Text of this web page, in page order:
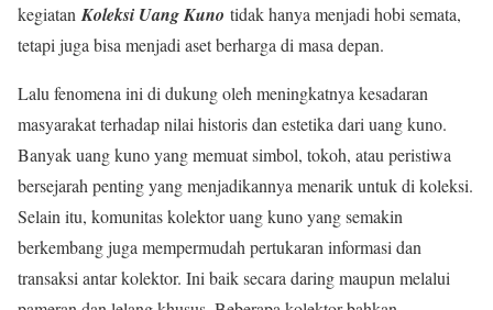
kegiatan Koleksi Uang Kuno tidak hanya menjadi hobi semata,
tetapi juga bisa menjadi aset berharga di masa depan.
Lalu fenomena ini di dukung oleh meningkatnya kesadaran
masyarakat terhadap nilai historis dan estetika dari uang kuno.
Banyak uang kuno yang memuat simbol, tokoh, atau peristiwa
bersejarah penting yang menjadikannya menarik untuk di koleksi.
Selain itu, komunitas kolektor uang kuno yang semakin
berkembang juga mempermudah pertukaran informasi dan
transaksi antar kolektor. Ini baik secara daring maupun melalui